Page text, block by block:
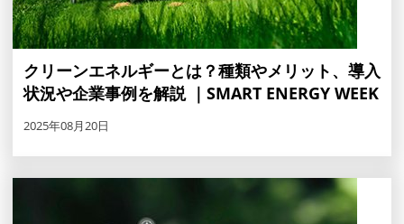
クリーンエネルギーとは？種類やメリット、導入
状況や企業事例を解説 ｜SMART ENERGY WEEK
2025年08月20日